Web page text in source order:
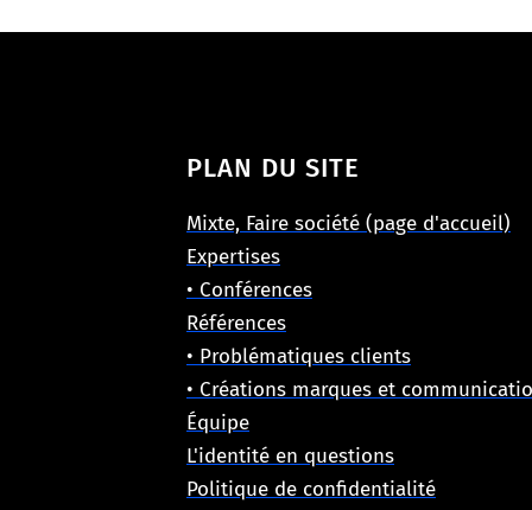
PLAN DU SITE
Mixte, Faire société (page d'accueil)
Expertises
• Conférences
Références
• Problématiques clients
• Créations marques et
Équipe
L'identité en questions
Politique de confidentialité